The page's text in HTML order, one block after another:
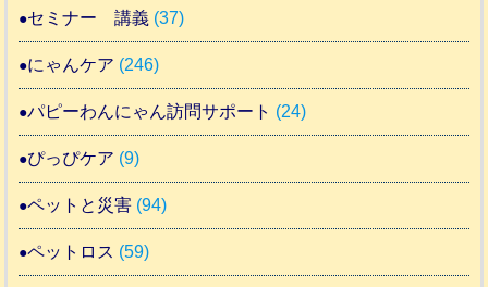
セミナー 講義 (37)
にゃんケア (246)
パピーわんにゃん訪問サポート (24)
ぴっぴケア (9)
ペットと災害 (94)
ペットロス (59)